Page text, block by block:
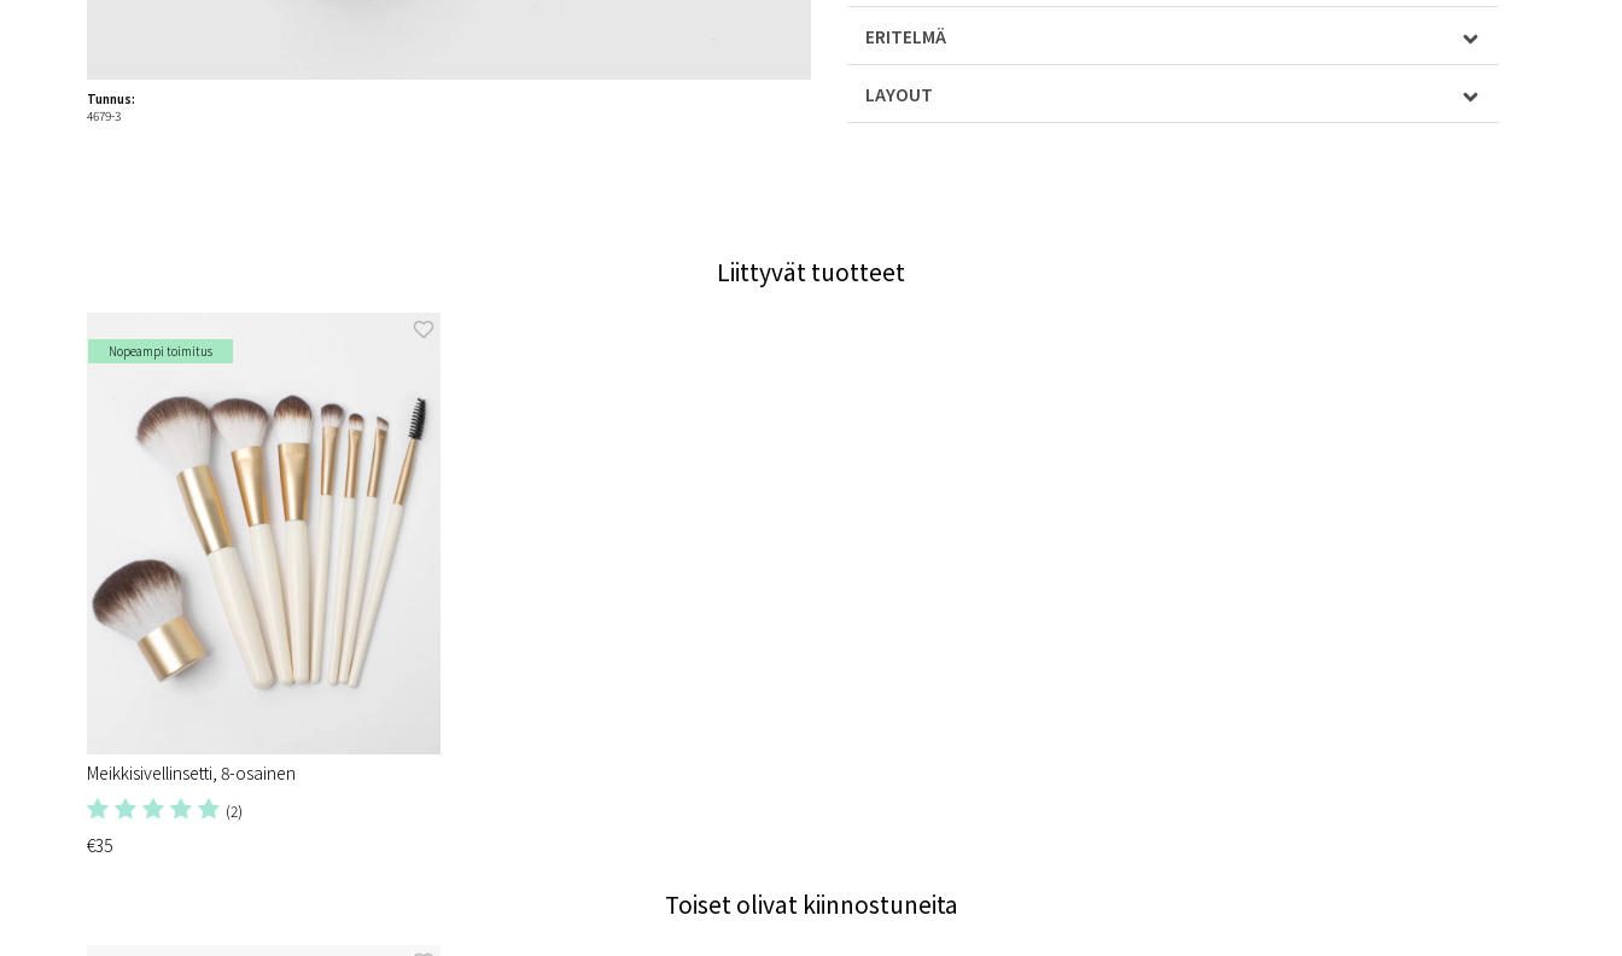
ERITELMÄ
LAYOUT
Tunnus:
4679-3
Liittyvät tuotteet
Nopeampi toimitus
Meikkisivellinsetti, 8-osainen
(2)
€35
Toiset olivat kiinnostuneita